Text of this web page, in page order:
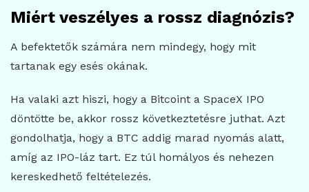
Miért veszélyes a rossz diagnózis?
A befektetők számára nem mindegy, hogy mit
tartanak egy esés okának.
Ha valaki azt hiszi, hogy a Bitcoint a SpaceX IPO
döntötte be, akkor rossz következtetésre juthat. Azt
gondolhatja, hogy a BTC addig marad nyomás alatt,
amíg az IPO-láz tart. Ez túl homályos és nehezen
kereskedhető feltételezés.